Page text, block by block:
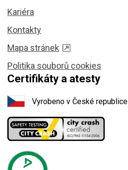
Kariéra
Kontakty
Mapa stránek
Politika souborů cookies
Certifikáty a atesty
Vyrobeno v České republice